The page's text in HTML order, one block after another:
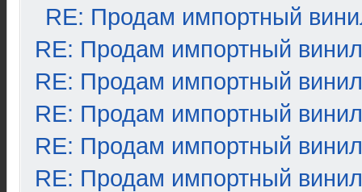
RE: Продам импортный
RE: Продам импортный винил
RE: Продам импортный винил
RE: Продам импортный винил
RE: Продам импортный винил
RE: Продам импортный винил